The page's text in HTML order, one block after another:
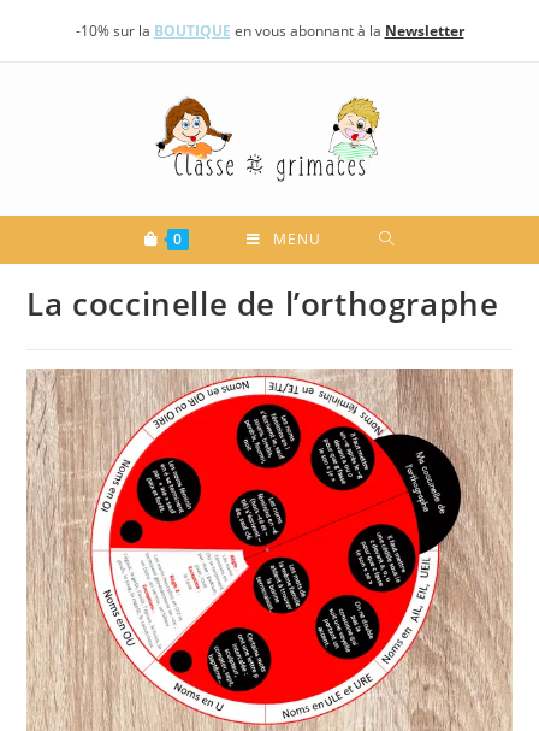
-10% sur la BOUTIQUE en vous abonnant à la Newsletter
0 MENU
La coccinelle de l’orthographe